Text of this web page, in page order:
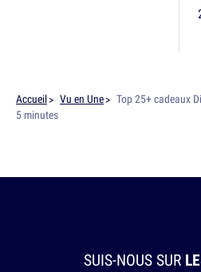
Accueil Vu en Une
Top 25+ cadeaux
5 minutes
SUIS-NOUS SUR